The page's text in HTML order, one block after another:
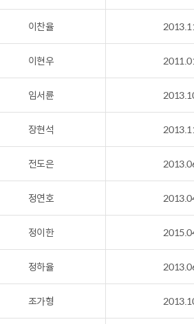
이찬율
이현우
임서륜
장현석
전도은
정연호
정이한
정하율
조가형